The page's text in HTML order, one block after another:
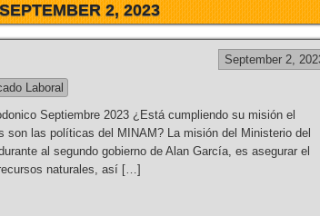
2, 2023
September 2,
Laboral
Septiembre 2023 ¿Está cumpliendo su misión el
son las políticas del MINAM? La misión del Ministerio del
al segundo gobierno de Alan García, es asegurar el
naturales, así […]